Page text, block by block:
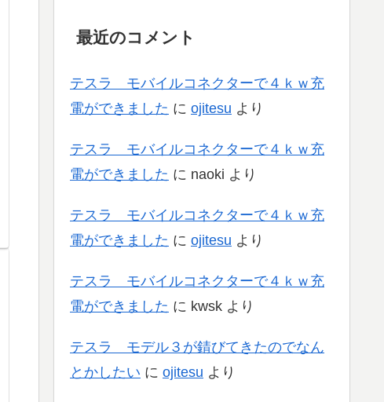
最近のコメント
テスラ モバイルコネクターで４ｋｗ充
電ができました に ojitesu より
テスラ モバイルコネクターで４ｋｗ充
電ができました に naoki より
テスラ モバイルコネクターで４ｋｗ充
電ができました に ojitesu より
テスラ モバイルコネクターで４ｋｗ充
電ができました に kwsk より
テスラ モデル３が錆びてきたのでなん
とかしたい に ojitesu より